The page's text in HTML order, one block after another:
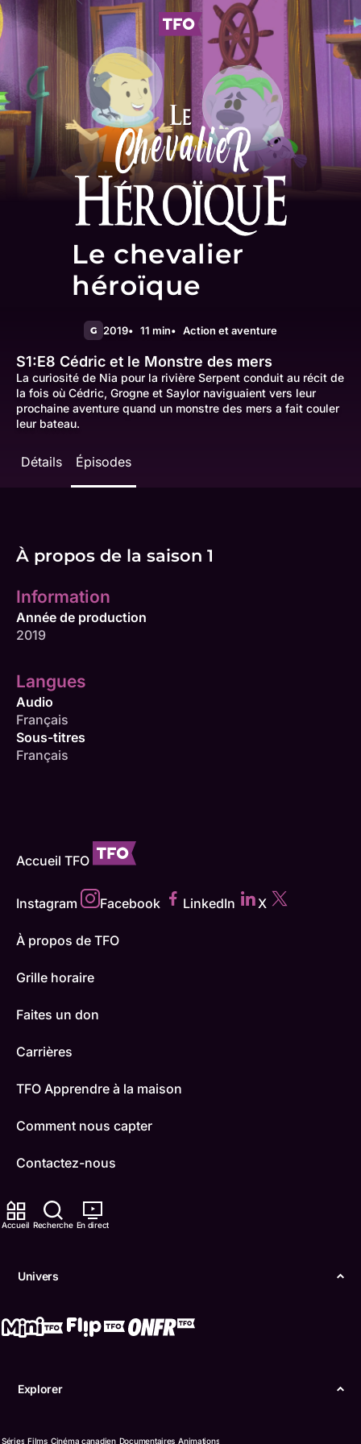
Accueil Recherche En direct
Univers
Explorer
Séries Films Cinéma canadien Documentaires Animations
Le chevalier
héroïque
G 2019 11 min Action et aventure
S1:E8 Cédric et le Monstre des mers
La curiosité de Nia pour la rivière Serpent conduit au récit de
la fois où Cédric, Grogne et Saylor naviguaient vers leur
prochaine aventure quand un monstre des mers a fait couler
leur bateau.
Détails Épisodes
À propos de la saison 1
Information
Année de production
2019
Langues
Audio
Français
Sous-titres
Français
Accueil TFO
Instagram Facebook LinkedIn X
À propos de TFO
Grille horaire
Faites un don
Carrières
TFO Apprendre à la maison
Comment nous capter
Contactez-nous
ONFR
Boukili
Confidentialité
langue française de l’Ontario (TFO) - 2026